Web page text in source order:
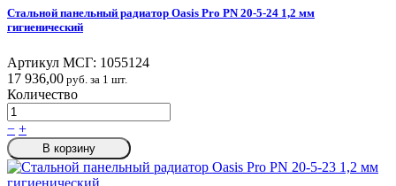
Стальной панельный радиатор Oasis Pro PN 20-5-24 1,2 мм
гигиенический
Артикул МСГ: 1055124
17 936,00 руб. за 1 шт.
Количество
− +
В корзину